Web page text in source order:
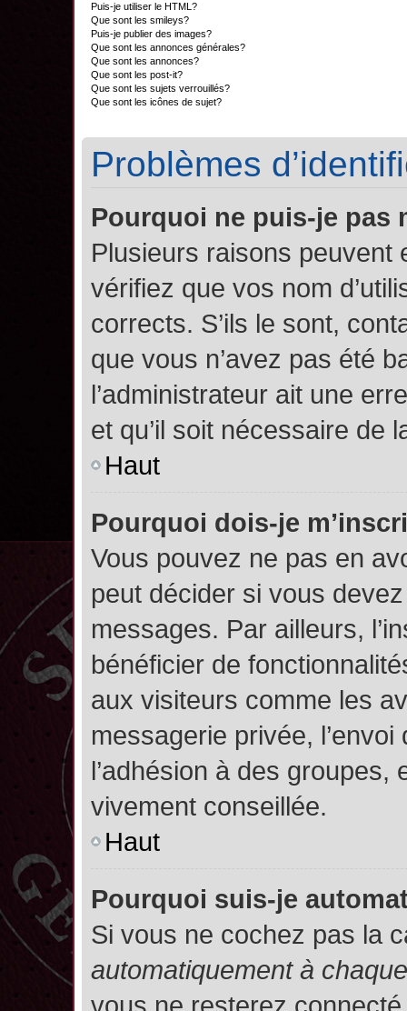
Puis-je utiliser le HTML?
Que sont les smileys?
Puis-je publier des images?
Que sont les annonces générales?
Que sont les annonces?
Que sont les post-it?
Que sont les sujets verrouillés?
Que sont les icônes de sujet?
Problèmes
Pourquoi ne puis-je pas
Plusieurs raisons peuvent
vérifiez que vos nom
corrects. S’ils le sont,
que vous n’avez pas été
l’administrateur ait une
et qu’il soit nécessaire de
Haut
Pourquoi dois-je
Vous pouvez ne pas en
peut décider si vous
messages. Par ailleurs,
bénéficier de
aux visiteurs comme les
messagerie privée,
l’adhésion à des groupes,
vivement conseillée.
Haut
Pourquoi suis-je
Si vous ne cochez pas la
automatiquement à